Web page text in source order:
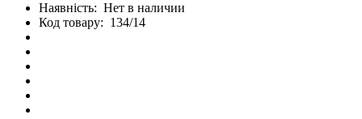
Наявність: Нет в наличии
Код товару: 134/14